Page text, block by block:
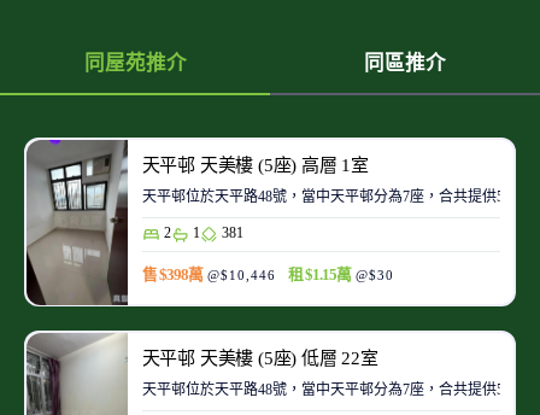
同屋苑推介 同區推介
天平邨 天美樓 (5座) 高層 1室
天平邨位於天平路48號，當中天平邨分為7座，合共提供5700
2 1 381
售 $398萬 @$10,446 租 $1.15萬 @$30
天平邨 天美樓 (5座) 低層 22室
天平邨位於天平路48號，當中天平邨分為7座，合共提供5700